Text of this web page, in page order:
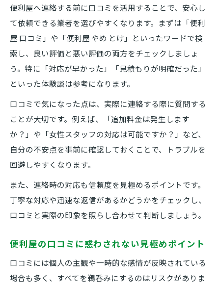
便利屋へ連絡する前に口コミを活用することで、安心し
て依頼できる業者を選びやすくなります。まずは「便利
屋 口コミ」や「便利屋 やめ とけ」といったワードで検
索し、良い評価と悪い評価の両方をチェックしましょ
う。特に「対応が早かった」「見積もりが明確だった」
といった体験談は参考になります。
口コミで気になった点は、実際に連絡する際に質問する
ことが大切です。例えば、「追加料金は発生します
か？」や「女性スタッフの対応は可能ですか？」など、
自分の不安点を事前に確認しておくことで、トラブルを
回避しやすくなります。
また、連絡時の対応も信頼度を見極めるポイントです。
丁寧な対応や迅速な返信があるかどうかをチェックし、
口コミと実際の印象を照らし合わせて判断しましょう。
便利屋の口コミに惑わされない見極めポイント
口コミには個人の主観や一時的な感情が反映されている
場合も多く、すべてを鵜呑みにするのはリスクがありま